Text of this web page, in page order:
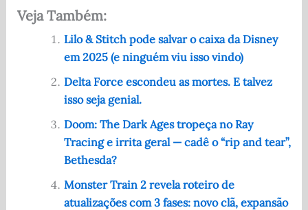
c
e
o
k
d
di
t
at
s
A
p
p
te
r
e
Veja Também:
Lilo & Stitch pode salvar o caixa da Disney
em 2025 (e ninguém viu isso vindo)
Delta Force escondeu as mortes. E talvez
isso seja genial.
Doom: The Dark Ages tropeça no Ray
Tracing e irrita geral — cadê o “rip and tear”,
Bethesda?
Monster Train 2 revela roteiro de
atualizações com 3 fases: novo clã, expansão